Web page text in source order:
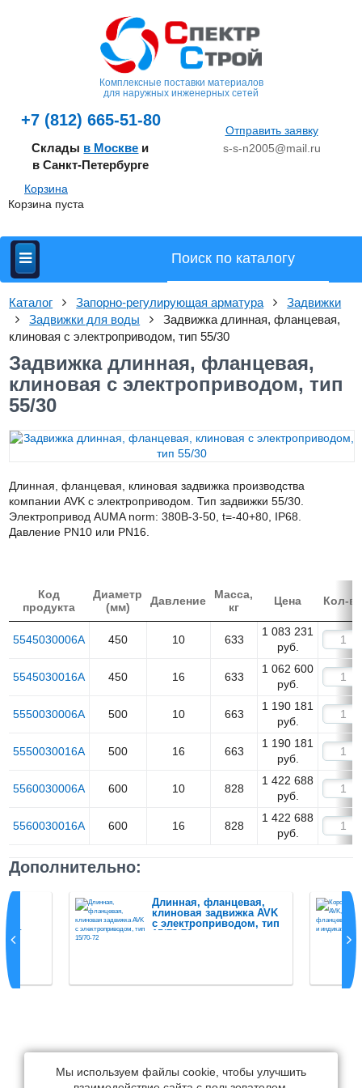
Комплексные поставки материалов
для наружных инженерных сетей
+7 (812) 665-51-80
Склады в Москве и
в Санкт-Петербурге
Отправить заявку
s-s-n2005@mail.ru
Корзина
Корзина пуста
Каталог Запорно-регулирующая арматура
Задвижки
Задвижки для воды
Задвижка длинная, фланцевая,
клиновая с электроприводом, тип 55/30
Задвижка длинная, фланцевая,
клиновая с электроприводом, тип
55/30
Длинная, фланцевая, клиновая задвижка производства
компании AVK с электроприводом. Тип задвижки 55/30.
Электропривод AUMA norm: 380B-3-50, t=-40+80, IP68.
Давление PN10 или PN16.
Код
продукта
Диаметр
(мм)
Давление
Масса,
кг
Цена Кол-
5545030006A 450 10 633
1 083 231
руб.
5545030016A 450 16 633
1 062 600
руб.
5550030006A 500 10 663
1 190 181
руб.
5550030016A 500 16 663
1 190 181
руб.
5560030006A 600 10 828
1 422 688
руб.
5560030016A 600 16 828
1 422 688
руб.
Дополнительно:
30
Длинная, фланцевая,
клиновая задвижка AVK
с электроприводом, тип
Мы используем файлы cookie, чтобы улучшить